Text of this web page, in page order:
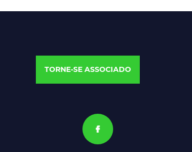
TORNE-SE ASSOCIADO